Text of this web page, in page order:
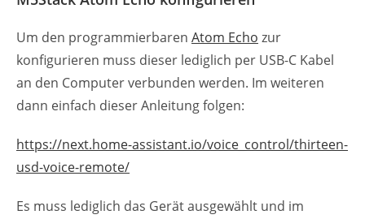
Um den programmierbaren Atom Echo zur
konfigurieren muss dieser lediglich per USB-C Kabel
an den Computer verbunden werden. Im weiteren
dann einfach dieser Anleitung folgen:
https://next.home-assistant.io/voice_control/thirteen-
usd-voice-remote/
Es muss lediglich das Gerät ausgewählt und im